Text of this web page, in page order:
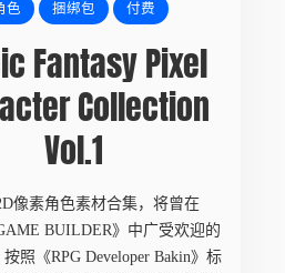
色 捆绑包 付费
Fantasy Pixel
Collection
Vol.1
像素角色素材合集，将曾在
BUILDER》中广受欢迎的
照《RPG Developer Bakin》标